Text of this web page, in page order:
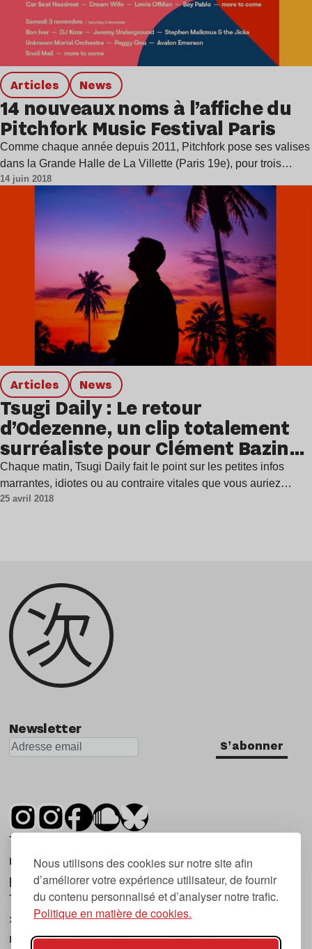
Nous utilisons des cookies sur notre site afin
d’améliorer votre expérience utilisateur, de fournir
du contenu personnalisé et d’analyser notre trafic.
Politique en matière de cookies.
Articles news
14 nouveaux noms à l’affiche du
Pitchfork Music Festival Paris
Comme chaque année depuis 2011, Pitchfork pose ses valises
dans la Grande Halle de La Villette (Paris 19e), pour trois…
14 juin 2018
Articles news
Tsugi Daily : Le retour
d’Odezenne, un clip totalement
surréaliste pour Clément Bazin…
Chaque matin, Tsugi Daily fait le point sur les petites infos
marrantes, idiotes ou au contraire vitales que vous auriez…
25 avril 2018
Newsletter
S'abonner
Tsugi est un mensuel indépendant sur la
musique et les nouvelles tendances, dont la
première parution date de 2007.
Tsugi en japonais signifie « prochain », « suivant
», ce qui correspond à la thématique du
magazine, à l’affût des nouvelles tendances